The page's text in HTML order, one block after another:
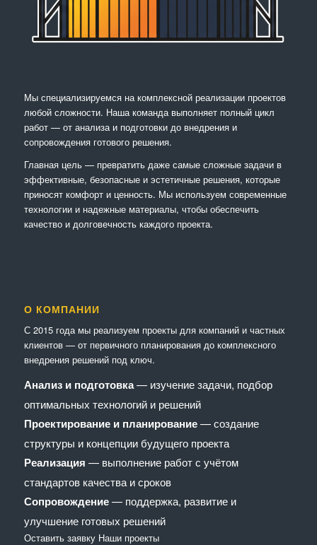
Мы специализируемся на комплексной реализации проектов
любой сложности. Наша команда выполняет полный цикл
работ — от анализа и подготовки до внедрения и
сопровождения готового решения.
Главная цель — превратить даже самые сложные задачи в
эффективные, безопасные и эстетичные решения, которые
приносят комфорт и ценность. Мы используем современные
технологии и надежные материалы, чтобы обеспечить
качество и долговечность каждого проекта.
О КОМПАНИИ
С 2015 года мы реализуем проекты для компаний и частных
клиентов — от первичного планирования до комплексного
внедрения решений под ключ.
Анализ и подготовка— изучение задачи, подбор
оптимальных технологий и решений
Проектирование и планирование— создание
структуры и концепции будущего проекта
Реализация — выполнение работ с учётом
стандартов качества и сроков
Сопровождение— поддержка, развитие и
улучшение готовых решений
Оставить заявку Наши проекты